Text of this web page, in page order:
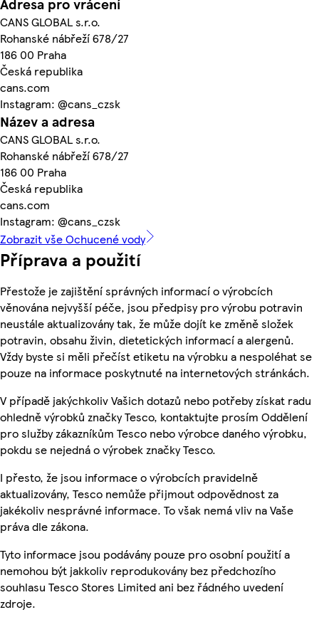
Adresa pro vrácení
CANS GLOBAL s.r.o.
Rohanské nábřeží 678/27
186 00 Praha
Česká republika
cans.com
Instagram: @cans_czsk
Název a adresa
CANS GLOBAL s.r.o.
Rohanské nábřeží 678/27
186 00 Praha
Česká republika
cans.com
Instagram: @cans_czsk
Zobrazit vše Ochucené vody
Příprava a použití
Přestože je zajištění správných informací o výrobcích
věnována nejvyšší péče, jsou předpisy pro výrobu potravin
neustále aktualizovány tak, že může dojít ke změně složek
potravin, obsahu živin, dietetických informací a alergenů.
Vždy byste si měli přečíst etiketu na výrobku a nespoléhat se
pouze na informace poskytnuté na internetových stránkách.
V případě jakýchkoliv Vašich dotazů nebo potřeby získat radu
ohledně výrobků značky Tesco, kontaktujte prosím Oddělení
pro služby zákazníkům Tesco nebo výrobce daného výrobku,
pokdu se nejedná o výrobek značky Tesco.
I přesto, že jsou informace o výrobcích pravidelně
aktualizovány, Tesco nemůže přijmout odpovědnost za
jakékoliv nesprávné informace. To však nemá vliv na Vaše
práva dle zákona.
Tyto informace jsou podávány pouze pro osobní použití a
nemohou být jakkoliv reprodukovány bez předchozího
souhlasu Tesco Stores Limited ani bez řádného uvedení
zdroje.